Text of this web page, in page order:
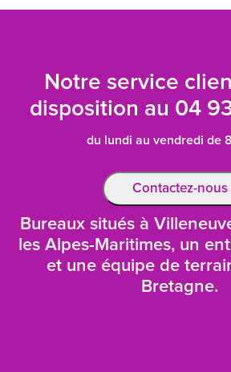
Notre service
disposition au 04
du lundi au vendredi de
Contactez-nous
Bureaux situés à
les Alpes-Maritimes, un
et une équipe de
Bretagne.